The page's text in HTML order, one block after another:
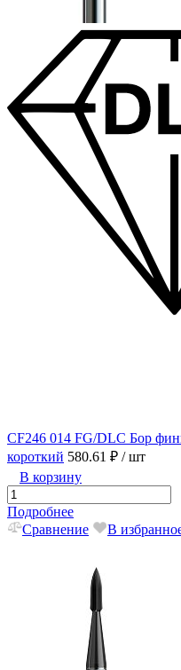
CF246 014 FG/DLC Бор
короткий 580.61 ₽ / шт
В корзину
Подробнее
Сравнение
В